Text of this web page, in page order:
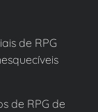
de RPG
de RPG de